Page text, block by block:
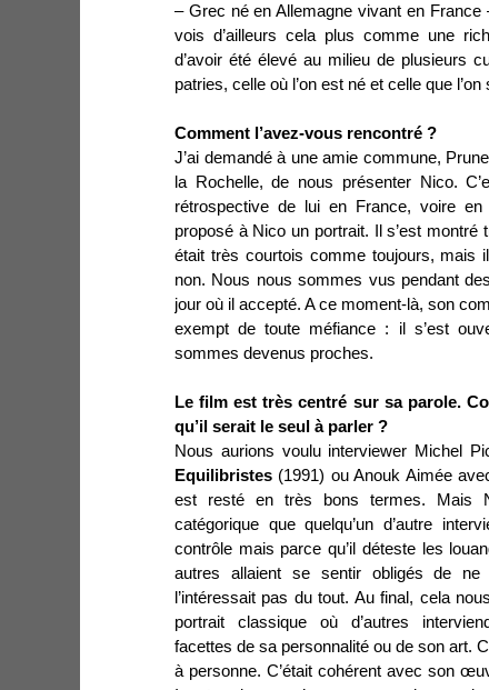
– Grec né en Allemagne vivant en
vois d’ailleurs cela plus comme une
d’avoir été élevé au milieu de plusieurs
patries, celle où l’on est né et celle que
Comment l’avez-vous rencontré ?
J’ai demandé à une amie commune, Prune
la Rochelle, de nous présenter Nico.
rétrospective de lui en France, voire
proposé à Nico un portrait. Il s’est montré
était très courtois comme toujours, mais
non. Nous nous sommes vus pendant
jour où il accepté. A ce moment-là, son
exempt de toute méfiance : il s’est
sommes devenus proches.
Le film est très centré sur sa parole.
qu’il serait le seul à parler ?
Nous aurions voulu interviewer Michel
Equilibristes (1991) ou Anouk Aimée
est resté en très bons termes. Mais
catégorique que quelqu’un d’autre
contrôle mais parce qu’il déteste les
autres allaient se sentir obligés de
l’intéressait pas du tout. Au final, cela
portrait classique où d’autres
facettes de sa personnalité ou de son art.
à personne. C’était cohérent avec son